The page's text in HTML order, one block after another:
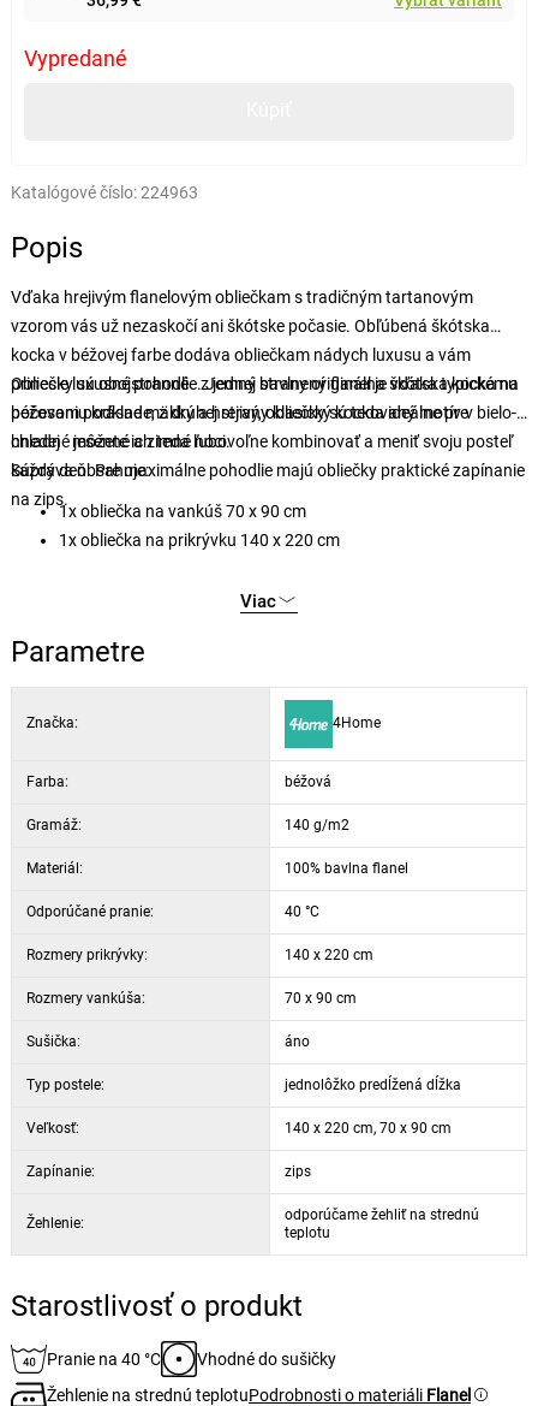
Vypredané
Katalógové číslo:224963
Popis
Vďaka hrejivým flanelovým obliečkam s tradičným tartanovým
vzorom vás už nezaskočí ani škótske počasie. Obľúbená škótska
kocka v béžovej farbe dodáva obliečkam nádych luxusu a vám
prinesie luxusné pohodlie. Jemný bavlnený flanel je vďaka typickému
počesaniu krásne mäkký a hrejivý, obliečky sú teda ideálne pre
chladné jesenné a zimné noci.
Obliečky sú obojstranné - z jednej strany originálna škótska kocka na
béžovom podklade, z druhej strany klasický kockovaný motív v bielo-
hnedej - môžete ich teda ľubovoľne kombinovať a meniť svoju posteľ
každý deň. Pre maximálne pohodlie majú obliečky praktické zapínanie
na zips.
Súprava obsahuje:
1x obliečka na vankúš 70 x 90 cm
1x obliečka na prikrývku 140 x 220 cm
Viac
Parametre
Značka: 4Home
Farba: béžová
Gramáž: 140 g/m2
Materiál: 100% bavlna flanel
Odporúčané pranie: 40 °C
Rozmery prikrývky: 140 x 220 cm
Rozmery vankúša: 70 x 90 cm
Sušička: áno
Typ postele: jednolôžko predĺžená dĺžka
Veľkosť: 140 x 220 cm, 70 x 90 cm
Zapínanie: zips
Žehlenie:
odporúčame žehliť na strednú
teplotu
Starostlivosť o produkt
Pranie na 40 °C
Vhodné do sušičky
Žehlenie na strednú teplotuPodrobnosti o materiáli Flanel